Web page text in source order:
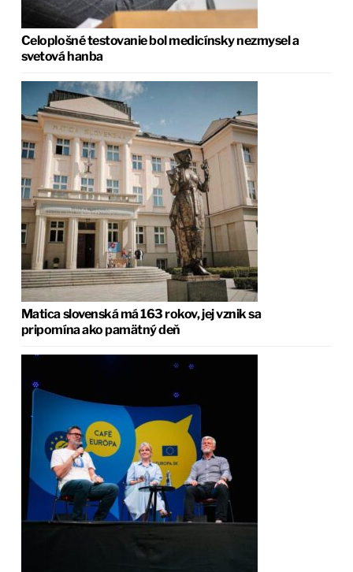
Celoplošné testovanie bol medicínsky nezmysel a
svetová hanba
Matica slovenská má 163 rokov, jej vznik sa
pripomína ako pamätný deň